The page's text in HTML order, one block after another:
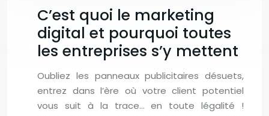
C’est quoi le marketing
digital et pourquoi toutes
les entreprises s’y mettent
Oubliez les panneaux publicitaires désuets,
entrez dans l’ère où votre client potentiel
vous suit à la trace… en toute légalité !